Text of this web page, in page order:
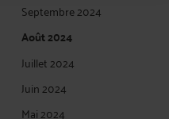
Septembre 2024
Août 2024
Juillet 2024
Juin 2024
Mai 2024